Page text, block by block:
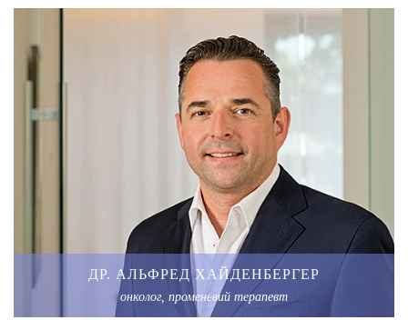
ДР. АЛЬФРЕД ХАЙДЕНБЕРГЕР
онколог, променевий терапевт